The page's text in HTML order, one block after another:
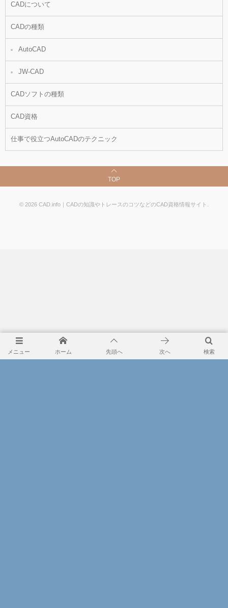
CADについて
CADの種類
AutoCAD
JW-CAD
CADソフトの種類
CAD資格
仕事で役立つAutoCADのテクニック
TOP
© 2026 CAD.info｜CADの知識やトレースのコツなどのCAD資格情報サイト
メニュー 検索
ホーム 先頭へ 次へ